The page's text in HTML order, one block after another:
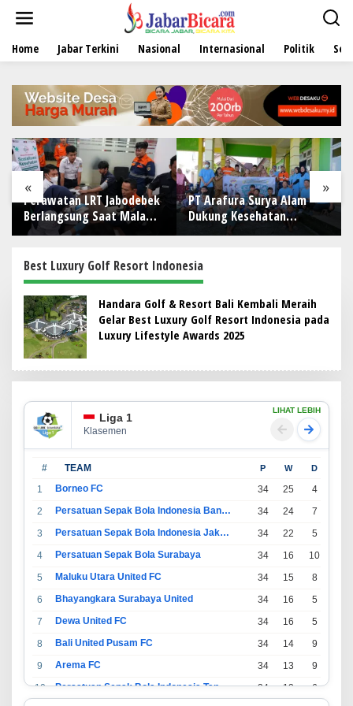
t
Home Jabar Terkini Nasional Internasional Politik
« »
Perawatan LRT Jabodebek
Berlangsung Saat Malam,
Tim Kesehatan Jaga
PT Arafura Surya Alam
Dukung Kesehatan
Masyarakat Lewat
Kotabunan
Best Luxury Golf Resort Indonesia
Handara Golf & Resort Bali Kembali Meraih
Gelar Best Luxury Golf Resort Indonesia pada
Luxury Lifestyle Awards 2025
Liga 1
Klasemen
LIHAT LEBIH
# TEAM P W D
1 Borneo FC 34 25 4
2
Persatuan Sepak Bola Indonesia Bandung 34 24 7
3
Persatuan Sepak Bola Indonesia Jakarta 34 22 5
4
Persatuan Sepak Bola Surabaya 34 16 10
5
Maluku Utara United FC 34 15 8
6
Bhayangkara Surabaya United 34 16 5
7
Dewa United FC 34 16 5
8
Bali United Pusam FC 34 14 9
9
Arema FC 34 13 9
10
Persatuan Sepak Bola Indonesia Tangerang 34 13 6